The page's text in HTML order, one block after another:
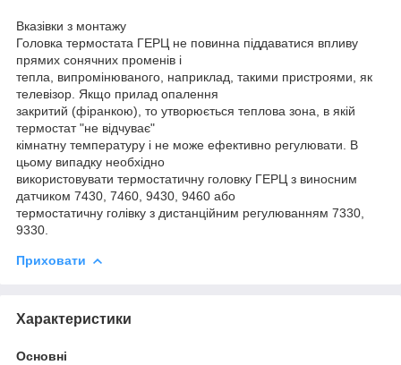
Вказівки з монтажу
Головка термостата ГЕРЦ не повинна піддаватися впливу
прямих сонячних променів і
тепла, випромінюваного, наприклад, такими пристроями, як
телевізор. Якщо прилад опалення
закритий (фіранкою), то утворюється теплова зона, в якій
термостат "не відчуває"
кімнатну температуру і не може ефективно регулювати. В
цьому випадку необхідно
використовувати термостатичну головку ГЕРЦ з виносним
датчиком 7430, 7460, 9430, 9460 або
термостатичну голівку з дистанційним регулюванням 7330,
9330.
Приховати
Характеристики
Основні